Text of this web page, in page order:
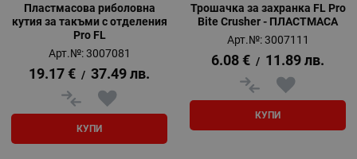
Пластмасова риболовна
кутия за такъми с отделения
Pro FL
Арт.№: 3007081
19.17 € / 37.49 лв.
КУПИ
Трошачка за захранка FL Pro
Bite Crusher - ПЛАСТМАСА
Арт.№: 3007111
6.08 € / 11.89 лв.
КУПИ